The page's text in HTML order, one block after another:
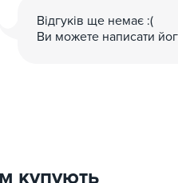
Відгуків ще немає :(
Ви можете написати
купують